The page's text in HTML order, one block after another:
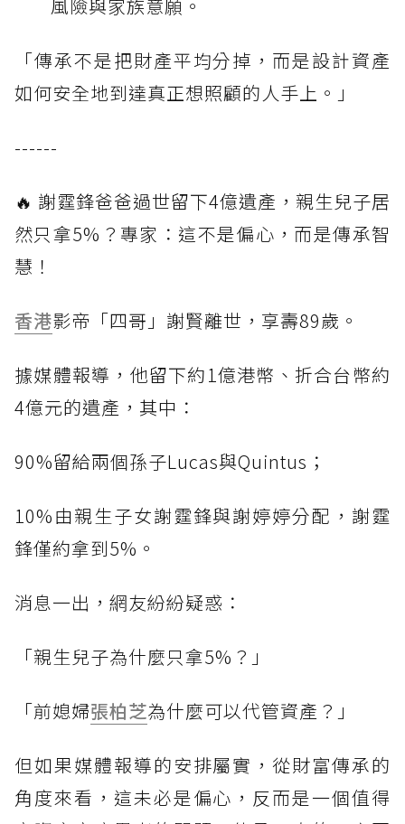
風險與家族意願。
「傳承不是把財產平均分掉，而是設計資產
如何安全地到達真正想照顧的人手上。」
------
🔥 謝霆鋒爸爸過世留下4億遺產，親生兒子居
然只拿5%？專家：這不是偏心，而是傳承智
慧！
香港影帝「四哥」謝賢離世，享壽89歲。
據媒體報導，他留下約1億港幣、折合台幣約
4億元的遺產，其中：
90%留給兩個孫子Lucas與Quintus；
10%由親生子女謝霆鋒與謝婷婷分配，謝霆
鋒僅約拿到5%。
消息一出，網友紛紛疑惑：
「親生兒子為什麼只拿5%？」
「前媳婦張柏芝為什麼可以代管資產？」
但如果媒體報導的安排屬實，從財富傳承的
角度來看，這未必是偏心，反而是一個值得